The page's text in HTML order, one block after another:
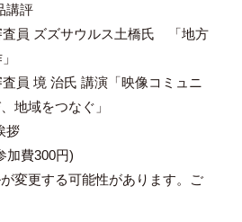
講評
員 ズズサウルス土橋氏 「地方
員 境 治氏 講演「映像コミュニ
地域をつなぐ」
拶
加費300円)
変更する可能性があります。ご